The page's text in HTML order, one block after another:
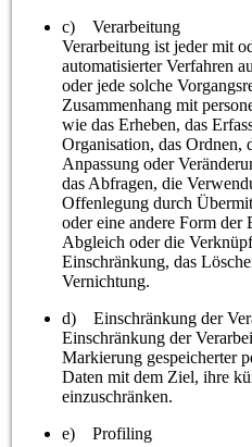
c) Verarbeitung
Verarbeitung ist jeder mit
automatisierter Verfahren
oder jede solche
Zusammenhang mit
wie das Erheben, das
Organisation, das Ordnen,
Anpassung oder
das Abfragen, die
Offenlegung durch
oder eine andere Form der
Abgleich oder die
Einschränkung, das
Vernichtung.
d) Einschränkung der
Einschränkung der
Markierung gespeicherter
Daten mit dem Ziel, ihre
einzuschränken.
e) Profiling